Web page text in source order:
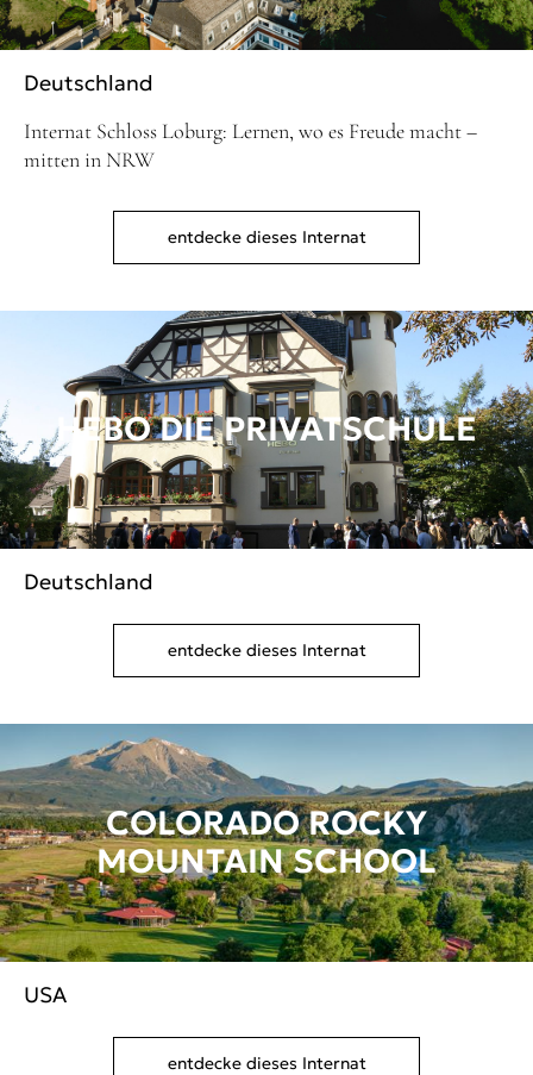
Deutschland
Internat Schloss Loburg: Lernen, wo es Freude macht –
mitten in NRW
entdecke dieses Internat
HEBO DIE PRIVATSCHULE
Deutschland
entdecke dieses Internat
COLORADO ROCKY
MOUNTAIN SCHOOL
USA
entdecke dieses Internat